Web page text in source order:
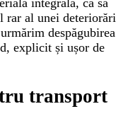
rar al unei deteriorări
despăgubirea
explicit și ușor de
transport